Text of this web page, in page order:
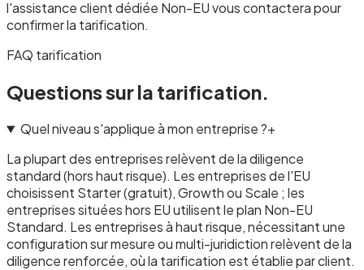
l'assistance client dédiée Non-EU vous contactera pour
confirmer la tarification.
FAQ tarification
Questions sur la tarification.
Quel niveau s'applique à mon entreprise ?+
La plupart des entreprises relèvent de la diligence
standard (hors haut risque). Les entreprises de l'EU
choisissent Starter (gratuit), Growth ou Scale ; les
entreprises situées hors EU utilisent le plan Non-EU
Standard. Les entreprises à haut risque, nécessitant une
configuration sur mesure ou multi-juridiction relèvent de la
diligence renforcée, où la tarification est établie par client.